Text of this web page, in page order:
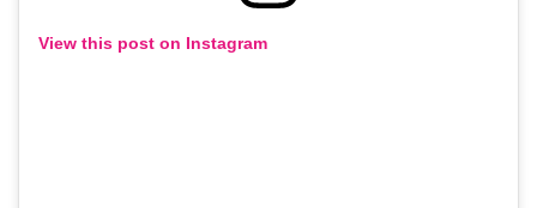
View this post on Instagram